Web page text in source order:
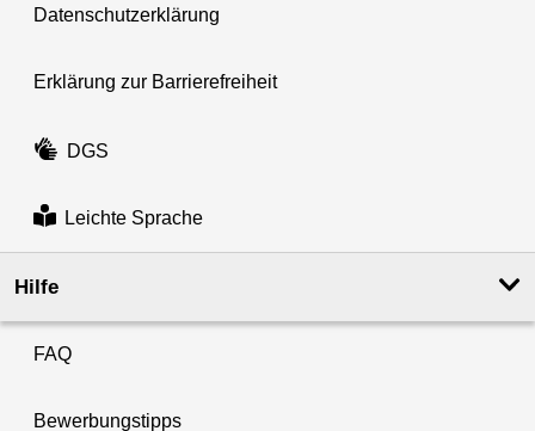
Datenschutzerklärung
Erklärung zur Barrierefreiheit
DGS
Leichte Sprache
Hilfe
FAQ
Bewerbungstipps